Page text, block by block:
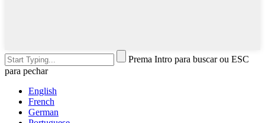
Prema Intro para buscar ou ESC
para pechar
English
French
German